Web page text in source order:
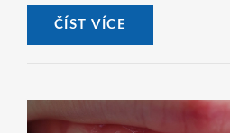
plné výzev.
ČÍST VÍCE